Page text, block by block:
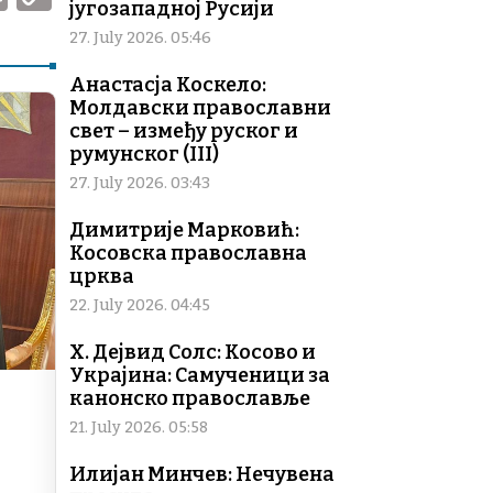
m
ai
l
o
p
y
Li
n
k
југозападној Русији
27. July 2026. 05:46
Анастасја Коскело:
Молдавски православни
свет – између руског и
румунског (III)
27. July 2026. 03:43
Димитрије Марковић:
Косовска православна
црква
22. July 2026. 04:45
Х. Дејвид Солс: Косово и
Украјина: Самученици за
канонско православље
21. July 2026. 05:58
Илијан Минчев: Нечувена